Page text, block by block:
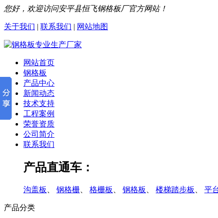
您好，欢迎访问安平县恒飞钢格板厂官方网站！
关于我们 | 联系我们 | 网站地图
网站首页
钢格板
产品中心
新闻动态
技术支持
工程案例
荣誉资质
公司简介
联系我们
产品直通车：
沟盖板 钢格栅 格栅板 钢格板 楼梯踏步板 平
产品分类